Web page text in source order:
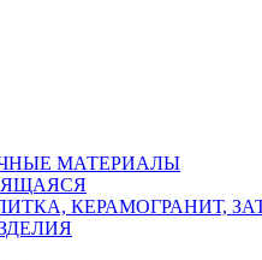
МАТЕРИАЛЫ
КЕРАМОГРАНИТ,